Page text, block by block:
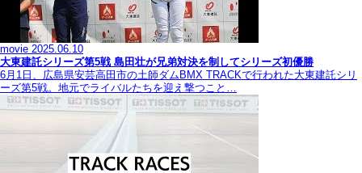
movie 2025.06.10
大東建託シリーズ第5戦 島田壮が兄弟対決を制してシリーズ初優勝
6月1日、広島県安芸高田市の土師ダムBMX TRACKで行われた大東建託シリ
ーズ第5戦。地元でライバルたちを迎え撃つこと…